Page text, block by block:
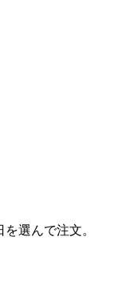
選んで注文。